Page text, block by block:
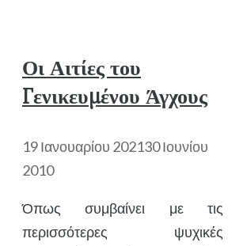
Οι Αιτίες του
Γενικευμένου Άγχους
19 Ιανουαρίου 202130 Ιουνίου
2010
Όπως συμβαίνει με τις
περισσότερες ψυχικές